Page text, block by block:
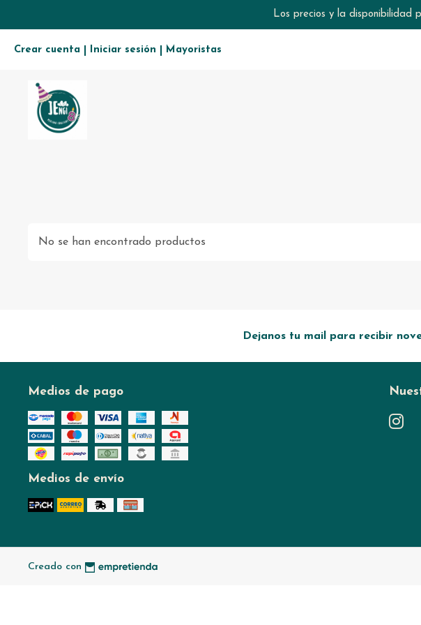
Los precios y la disponibilidad
Crear cuenta Iniciar sesión Mayoristas
No se han encontrado productos
Dejanos tu mail para recibir
Medios de pago
Medios de envío
Creado con